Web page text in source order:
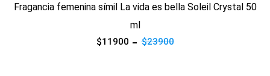
Fragancia femenina símil La vida es bella Soleil Crystal 50
ml
$11900 $23900